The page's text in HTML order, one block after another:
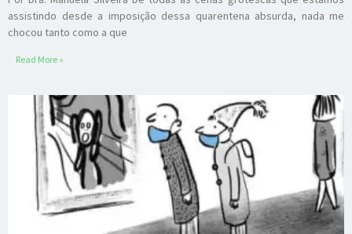
assistindo desde a imposição dessa quarentena absurda, nada me
chocou tanto como a que
Read More »